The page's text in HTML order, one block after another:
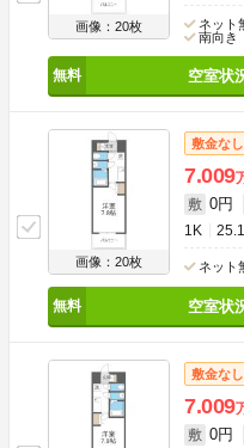
画像：20枚 ネット
南向き
空室状
画像：20枚
敷金なし
7.009
敷 0円
1K
ネット
空室状
敷金なし
7.009
敷 0円